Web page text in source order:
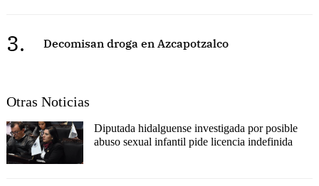
3. Decomisan droga en Azcapotzalco
Otras Noticias
Diputada hidalguense investigada por posible
abuso sexual infantil pide licencia indefinida